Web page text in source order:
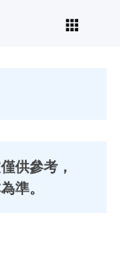
供參考，
準。